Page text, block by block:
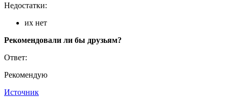
Недостатки:
их нет
Рекомендовали ли бы друзьям?
Ответ:
Рекомендую
Источник